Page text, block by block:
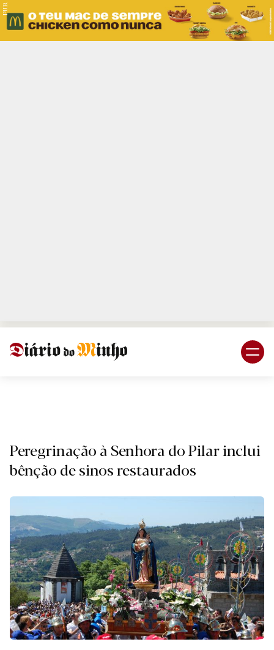
PUB.
Peregrinação à Senhora do Pilar inclui
bênção de sinos restaurados